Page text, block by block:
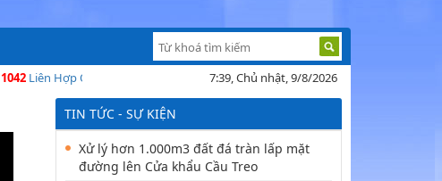
Liên Hợp Quốc cảnh báo về khủng hoảng nhân đạo tạI Madagascar sau bão
7:39, Chủ nhật, 9/8/2026
TIN TỨC - SỰ KIỆN
Xử lý hơn 1.000m3 đất đá tràn lấp mặt
đường lên Cửa khẩu Cầu Treo